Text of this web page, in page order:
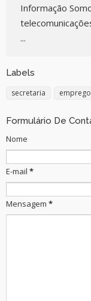
Informação
...
Labels
secretaria
Formulário De
Nome
E-mail *
Mensagem *